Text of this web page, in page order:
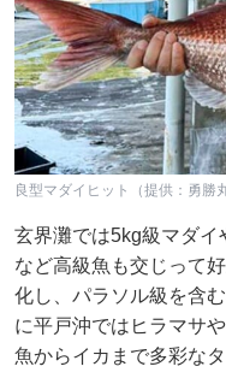
良型マダイヒット（提供：勇勝丸
玄界灘では5kg級マダ
など高級魚も交じって
化し、パラソル級を含
に平戸沖ではヒラマサ
魚からイカまで多彩な